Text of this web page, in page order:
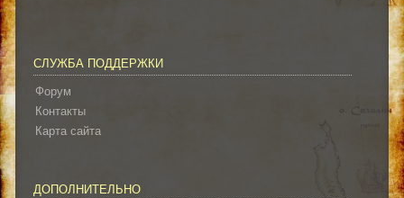
СЛУЖБА ПОДДЕРЖКИ
Форум
Контакты
Карта сайта
ДОПОЛНИТЕЛЬНО